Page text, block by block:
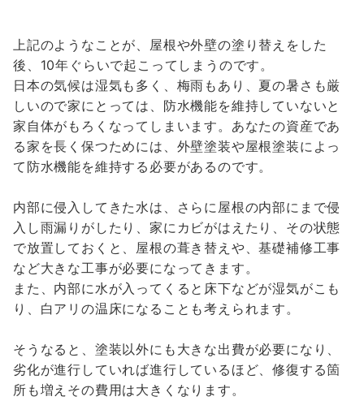
上記のようなことが、屋根や外壁の塗り替えをした
後、10年ぐらいで起こってしまうのです。
日本の気候は湿気も多く、梅雨もあり、夏の暑さも厳
しいので家にとっては、防水機能を維持していないと
家自体がもろくなってしまいます。あなたの資産であ
る家を長く保つためには、外壁塗装や屋根塗装によっ
て防水機能を維持する必要があるのです。
内部に侵入してきた水は、さらに屋根の内部にまで侵
入し雨漏りがしたり、家にカビがはえたり、その状態
で放置しておくと、屋根の葺き替えや、基礎補修工事
など大きな工事が必要になってきます。
また、内部に水が入ってくると床下などが湿気がこも
り、白アリの温床になることも考えられます。
そうなると、塗装以外にも大きな出費が必要になり、
劣化が進行していれば進行しているほど、修復する箇
所も増えその費用は大きくなります。